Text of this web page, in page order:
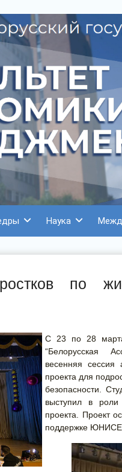
Наука
по
С 23 по 28
“Белорусская
весенняя
проекта для
безопасности.
выступил в роли
проекта. Проект
поддержке